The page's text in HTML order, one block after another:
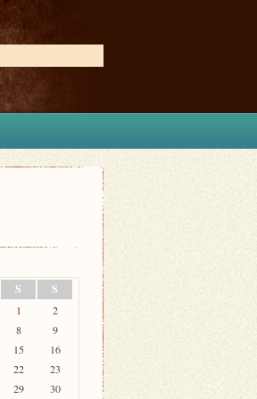
S S
1
2
8
9
15
16
22
23
29
30